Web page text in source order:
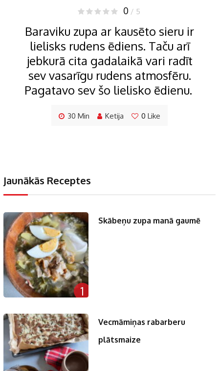
0 / 5
Baraviku zupa ar kausēto sieru ir
lielisks rudens ēdiens. Taču arī
jebkurā cita gadalaikā vari radīt
sev vasarīgu rudens atmosfēru.
Pagatavo sev šo lielisko ēdienu.
30 Min Ketija 0 Like
Jaunākās Receptes
1
Skābeņu zupa manā gaumē
Vecmāmiņas rabarberu
plātsmaize